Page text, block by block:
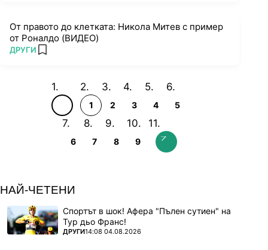
От правото до клетката: Никола Митев с пример
от Роналдо (ВИДЕО)
ПОВЕЧЕ ОТ
ДРУГИ add favorites
1 2 3 4 5
6 7 8 9
НАЙ-ЧЕТЕНИ
Спортът в шок! Афера "Пълен сутиен" на
Тур дьо Франс!
ПОВЕЧЕ ОТ
ДРУГИ14:08 04.08.2026